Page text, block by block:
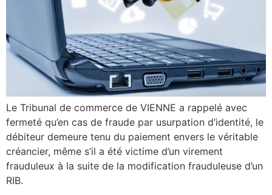
Le Tribunal de commerce de VIENNE a rappelé avec
fermeté qu’en cas de fraude par usurpation d’identité, le
débiteur demeure tenu du paiement envers le véritable
créancier, même s’il a été victime d’un virement
frauduleux à la suite de la modification frauduleuse d’un
RIB.